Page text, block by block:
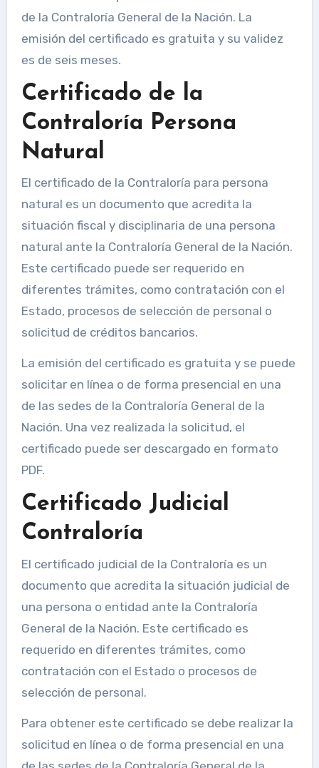
de la Contraloría General de la Nación. La
emisión del certificado es gratuita y su validez
es de seis meses.
Certificado de la
Contraloría Persona
Natural
El certificado de la Contraloría para persona
natural es un documento que acredita la
situación fiscal y disciplinaria de una persona
natural ante la Contraloría General de la Nación.
Este certificado puede ser requerido en
diferentes trámites, como contratación con el
Estado, procesos de selección de personal o
solicitud de créditos bancarios.
La emisión del certificado es gratuita y se puede
solicitar en línea o de forma presencial en una
de las sedes de la Contraloría General de la
Nación. Una vez realizada la solicitud, el
certificado puede ser descargado en formato
PDF.
Certificado Judicial
Contraloría
El certificado judicial de la Contraloría es un
documento que acredita la situación judicial de
una persona o entidad ante la Contraloría
General de la Nación. Este certificado es
requerido en diferentes trámites, como
contratación con el Estado o procesos de
selección de personal.
Para obtener este certificado se debe realizar la
solicitud en línea o de forma presencial en una